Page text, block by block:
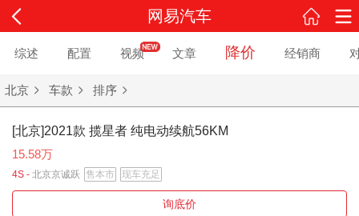
网易汽车
综述 配置 视频 文章 降价 经销商
北京 车款 排序
[北京]2021款 揽星者 纯电动续航56KM
15.58万
4S - 北京京诚跃 售本市 现车充足
询底价